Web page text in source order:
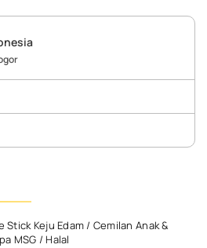
Stick Keju Edam / Cemilan Anak &
MSG / Halal